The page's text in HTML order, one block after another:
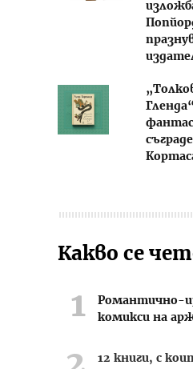
Какво се
Романтично-
комикси на
12 книги, с